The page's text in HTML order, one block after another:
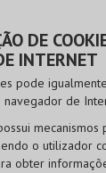
DE
INTERNET
pode
de
mecanismos
o utilizador
obter